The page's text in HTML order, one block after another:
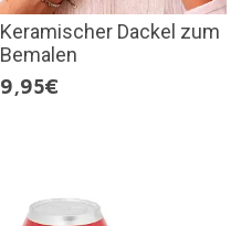
Keramischer Dackel zum
Bemalen
9,95€